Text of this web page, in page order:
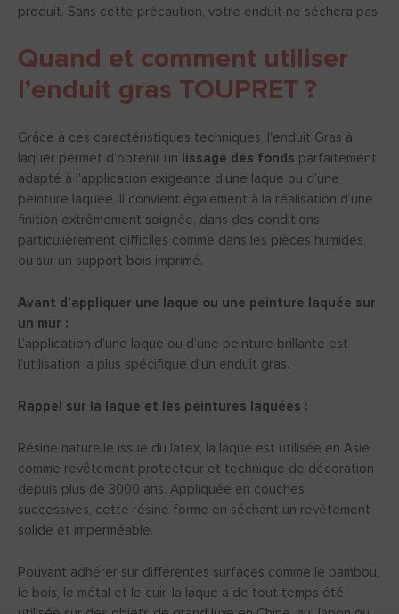
produit. Sans cette précaution, votre enduit ne séchera pas.
Quand et comment utiliser
l’enduit gras TOUPRET ?
Grâce à ces caractéristiques techniques, l’enduit Gras à
laquer permet d’obtenir un
lissage des fonds parfaitement
adapté à l’application exigeante d’une laque ou d’une
peinture laquée. Il convient également à la réalisation d’une
finition extrêmement soignée, dans des conditions
particulièrement difficiles comme dans les pièces humides,
ou sur un support bois imprimé.
Avant d’appliquer une laque ou une peinture laquée sur
un mur :
L’application d’une laque ou d’une peinture brillante est
l’utilisation la plus spécifique d’un enduit gras.
Rappel sur la laque et les peintures laquées :
Résine naturelle issue du latex, la laque est utilisée en Asie
comme revêtement protecteur et technique de décoration
depuis plus de 3000 ans. Appliquée en couches
successives, cette résine forme en séchant un revêtement
solide et imperméable.
Pouvant adhérer sur différentes surfaces comme le bambou,
le bois, le métal et le cuir, la laque a de tout temps été